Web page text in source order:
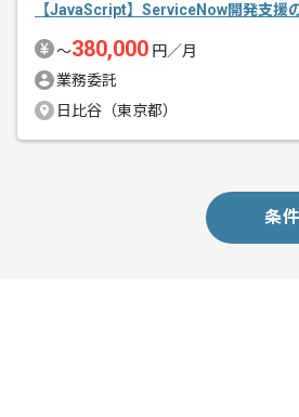
中長期的に
【JavaScript】ServiceNow開発支援
〜380,000 円／月
業務委託
日比谷（東京都）
条